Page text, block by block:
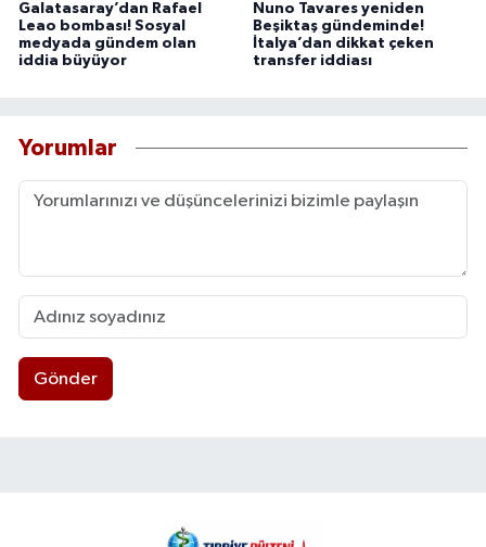
Galatasaray’dan Rafael
Leao bombası! Sosyal
medyada gündem olan
iddia büyüyor
Nuno Tavares yeniden
Beşiktaş gündeminde!
İtalya’dan dikkat çeken
transfer iddiası
Yorumlar
Gönder